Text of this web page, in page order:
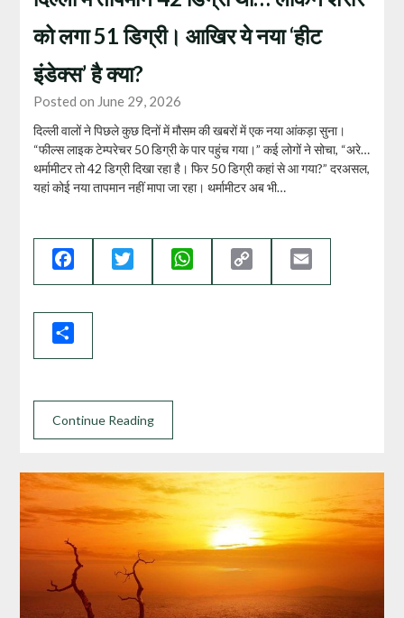
को लगा 51 डिग्री। आखिर ये नया ‘हीट
इंडेक्स’ है क्या?
Posted on June 29, 2026
दिल्ली वालों ने पिछले कुछ दिनों में मौसम की खबरों में एक नया आंकड़ा सुना।
“फील्स लाइक टेम्परेचर 50 डिग्री के पार पहुंच गया।” कई लोगों ने सोचा, “अरे…
थर्मामीटर तो 42 डिग्री दिखा रहा है। फिर 50 डिग्री कहां से आ गया?” दरअसल,
यहां कोई नया तापमान नहीं मापा जा रहा। थर्मामीटर अब भी…
Facebook Twitter WhatsApp
Link
Continue Reading